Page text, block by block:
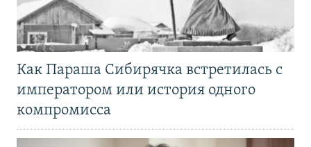
Как Параша Сибирячка встретилась с
императором или история одного
компромисса